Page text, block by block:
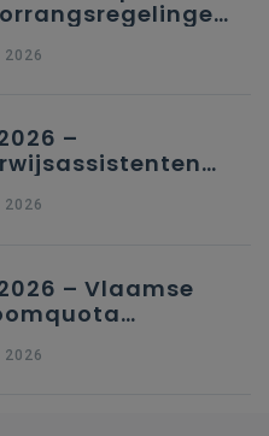
onderwijs in
–
– Vlaamse
RIZIV-